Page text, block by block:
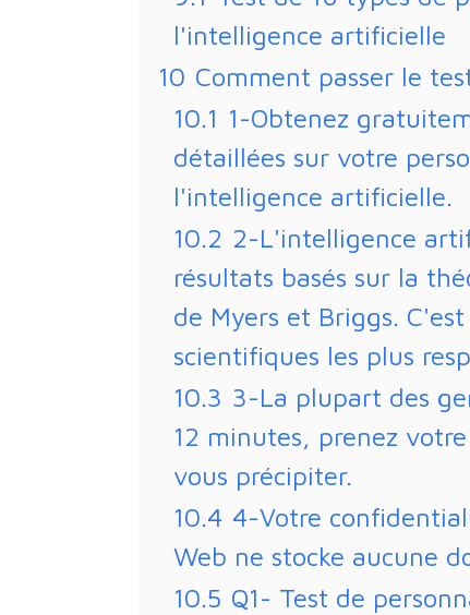
l'intelligence artificielle
10 Comment passer le
10.1 1-Obtenez
détaillées sur votre
l'intelligence artificielle.
10.2 2-L'intelligence
résultats basés sur la
de Myers et Briggs.
scientifiques les plus
10.3 3-La plupart des
12 minutes, prenez
vous précipiter.
10.4 4-Votre
Web ne stocke aucune
10.5 Q1- Test de